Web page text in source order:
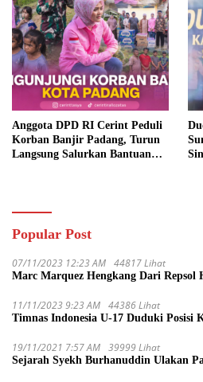
Anggota DPD RI Cerint Peduli
Korban Banjir Padang, Turun
Langsung Salurkan Bantuan
Popular Post
07/11/2023 12:23 AM 44817 Lihat
Marc Marquez Hengkang Dari Repsol
11/11/2023 9:23 AM 44386 Lihat
Timnas Indonesia U-17 Duduki Posisi
19/11/2021 7:57 AM 39999 Lihat
Sejarah Syekh Burhanuddin Ulakan